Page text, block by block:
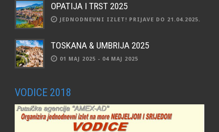
OPATIJA I TRST 2025
JEDNODNEVNI IZLET! PRIJAVE DO 21.04.2025.
TOSKANA & UMBRIJA 2025
01 MAJ 2025 - 04 MAJ 2025
VODICE 2018